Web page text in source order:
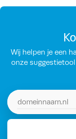
Wij helpen je een
onze
Zoek